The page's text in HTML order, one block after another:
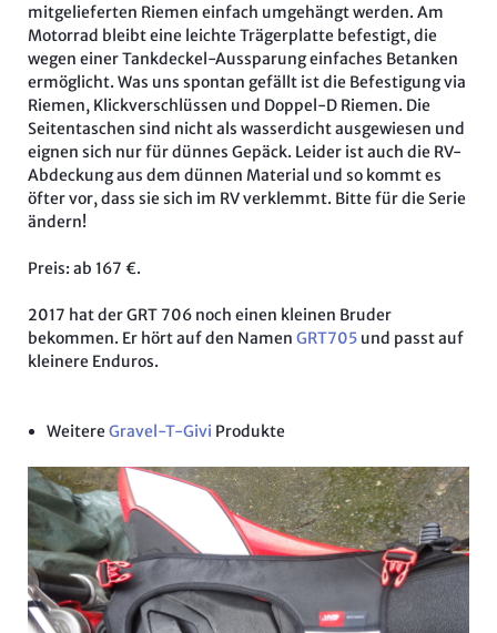
mitgelieferten Riemen einfach umgehängt werden. Am
Motorrad bleibt eine leichte Trägerplatte befestigt, die
wegen einer Tankdeckel-Aussparung einfaches Betanken
ermöglicht. Was uns spontan gefällt ist die Befestigung via
Riemen, Klickverschlüssen und Doppel-D Riemen. Die
Seitentaschen sind nicht als wasserdicht ausgewiesen und
eignen sich nur für dünnes Gepäck. Leider ist auch die RV-
Abdeckung aus dem dünnen Material und so kommt es
öfter vor, dass sie sich im RV verklemmt. Bitte für die Serie
ändern!
Preis: ab 167 €.
2017 hat der GRT 706 noch einen kleinen Bruder
bekommen. Er hört auf den Namen GRT705 und passt auf
kleinere Enduros.
WeitereGravel-T-Givi Produkte